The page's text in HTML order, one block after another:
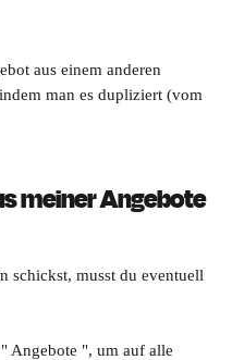
aus einem anderen
man es dupliziert (vom
meiner Angebote
schickst, musst du eventuell
Angebote ", um auf alle